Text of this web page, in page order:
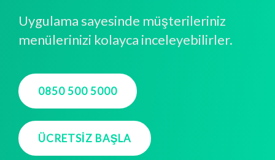
Uygulama sayesinde müşterileriniz
menülerinizi kolayca inceleyebilirler.
0850 500 5000
ÜCRETSIZ BAŞLA